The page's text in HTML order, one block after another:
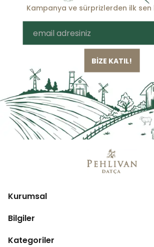
Kampanya ve sürprizlerden ilk
BİZE KATIL!
Kurumsal
Bilgiler
Kategoriler